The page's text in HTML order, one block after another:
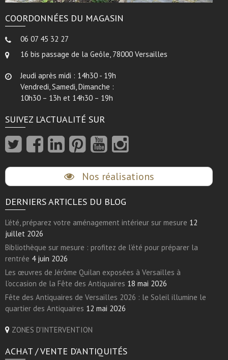
COORDONNÉES DU MAGASIN
06 07 45 32 27
16 bis passage de la Geôle, 78000 Versailles
Jeudi après midi : 14h30 - 19h
Vendredi, Samedi, Dimanche :
10h30 – 13h et 14h30 – 19h
SUIVEZ L’ACTUALITÉ SUR
Nos réalisations
DERNIERS ARTICLES DU BLOG
L’été, préparez votre aménagement intérieur sur mesure 12
juillet 2026
Bibliothèque sur mesure : profitez de l’été pour préparer la
rentrée 4 juin 2026
Les œuvres de Jérôme Quilan exposées à Versailles à
l’occasion de la Fête des Antiquaires 18 mai 2026
Fête des Antiquaires de Versailles 2026 : le Soleil illumine le
quartier des Antiquaires 12 mai 2026
ZONES D'INTERVENTION
ACHAT / VENTE D’ANTIQUITÉS